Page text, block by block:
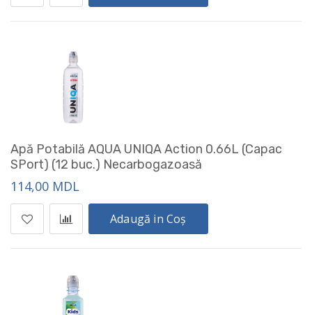
Apă Potabilă AQUA UNIQA Action 0.66L (Capac
SPort) (12 buc.) Necarbogazoasă
114,00 MDL
Adaugă in Coș